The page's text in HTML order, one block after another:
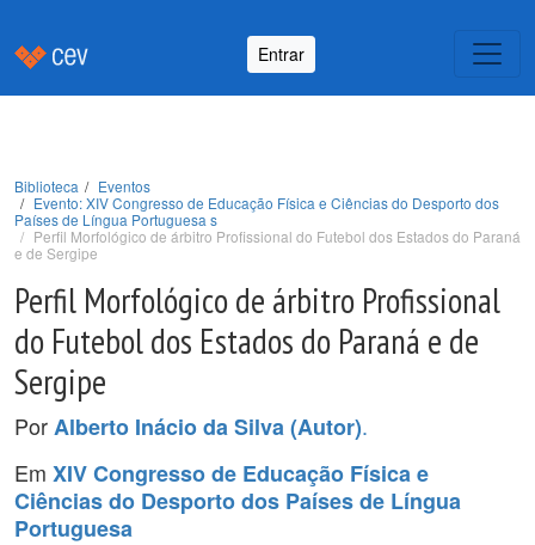
Entrar
Biblioteca
Eventos
Evento: XIV Congresso de Educação Física e Ciências do Desporto dos
Países de Língua Portuguesa s
Perfil Morfológico de árbitro Profissional do Futebol dos Estados do Paraná
e de Sergipe
Perfil Morfológico de árbitro Profissional
do Futebol dos Estados do Paraná e de
Sergipe
PorAlberto Inácio da Silva (Autor).
Em XIV Congresso de Educação Física e
Ciências do Desporto dos Países de Língua
Portuguesa